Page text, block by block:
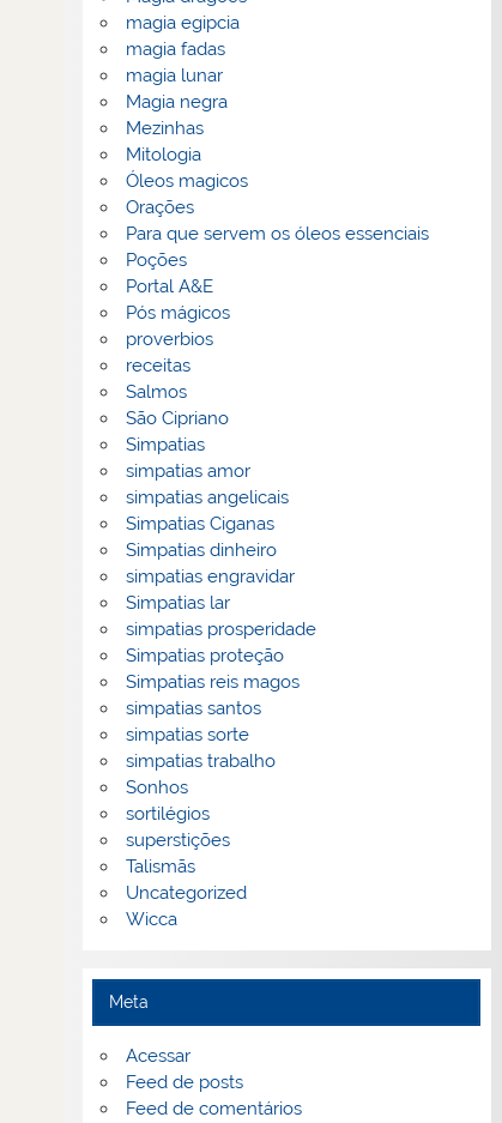
magia egipcia
magia fadas
magia lunar
Magia negra
Mezinhas
Mitologia
Óleos magicos
Orações
Para que servem os óleos essenciais
Poções
Portal A&E
Pós mágicos
proverbios
receitas
Salmos
São Cipriano
Simpatias
simpatias amor
simpatias angelicais
Simpatias Ciganas
Simpatias dinheiro
simpatias engravidar
Simpatias lar
simpatias prosperidade
Simpatias proteção
Simpatias reis magos
simpatias santos
simpatias sorte
simpatias trabalho
Sonhos
sortilégios
superstições
Talismãs
Uncategorized
Wicca
Meta
Acessar
Feed de posts
Feed de comentários